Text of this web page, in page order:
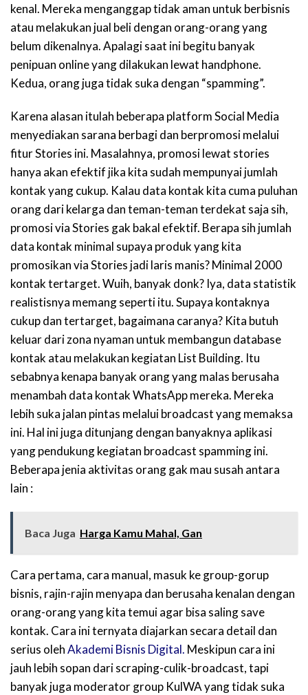
kenal. Mereka menganggap tidak aman untuk berbisnis
atau melakukan jual beli dengan orang-orang yang
belum dikenalnya. Apalagi saat ini begitu banyak
penipuan online yang dilakukan lewat handphone.
Kedua, orang juga tidak suka dengan “spamming”.
Karena alasan itulah beberapa platform Social Media
menyediakan sarana berbagi dan berpromosi melalui
fitur Stories ini. Masalahnya, promosi lewat stories
hanya akan efektif jika kita sudah mempunyai jumlah
kontak yang cukup. Kalau data kontak kita cuma puluhan
orang dari kelarga dan teman-teman terdekat saja sih,
promosi via Stories gak bakal efektif. Berapa sih jumlah
data kontak minimal supaya produk yang kita
promosikan via Stories jadi laris manis? Minimal 2000
kontak tertarget. Wuih, banyak donk? Iya, data statistik
realistisnya memang seperti itu. Supaya kontaknya
cukup dan tertarget, bagaimana caranya? Kita butuh
keluar dari zona nyaman untuk membangun database
kontak atau melakukan kegiatan List Building. Itu
sebabnya kenapa banyak orang yang malas berusaha
menambah data kontak WhatsApp mereka. Mereka
lebih suka jalan pintas melalui broadcast yang memaksa
ini. Hal ini juga ditunjang dengan banyaknya aplikasi
yang pendukung kegiatan broadcast spamming ini.
Beberapa jenia aktivitas orang gak mau susah antara
lain :
Baca Juga Harga Kamu Mahal, Gan
Cara pertama, cara manual, masuk ke group-gorup
bisnis, rajin-rajin menyapa dan berusaha kenalan dengan
orang-orang yang kita temui agar bisa saling save
kontak. Cara ini ternyata diajarkan secara detail dan
serius olehAkademi Bisnis Digital. Meskipun cara ini
jauh lebih sopan dari scraping-culik-broadcast, tapi
banyak juga moderator group KulWA yang tidak suka